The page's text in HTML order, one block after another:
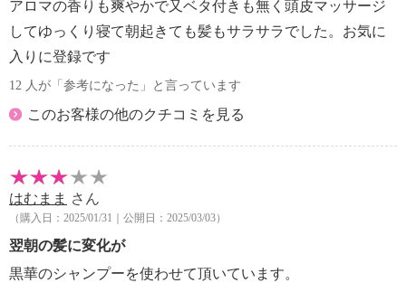
る場所を避けて保管し、開封後はなるべくお早めに
使い切ってください。
【原産国（地）】
・日本製
アロマの香りも爽やかで又ベタ付きも無く頭皮マッサージ
してゆっくり寝て朝起きても髪もサラサラでした。お気に
入りに登録です
12 人が「参考になった」と言っています
このお客様の他のクチコミを見る
はむまま さん
（購入日：2025/01/31｜公開日：2025/03/03）
翌朝の髪に変化が
黒華のシャンプーを使わせて頂いています。